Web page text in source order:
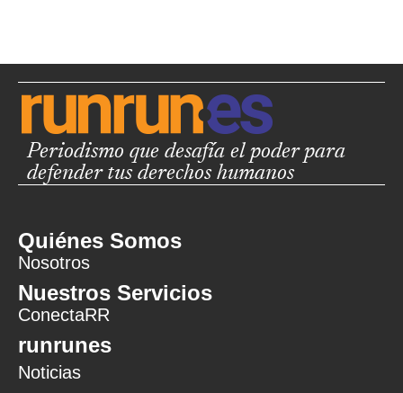
Periodismo que desafía el poder para
defender tus derechos humanos
Quiénes Somos
Nosotros
Nuestros Servicios
ConectaRR
runrunes
Noticias